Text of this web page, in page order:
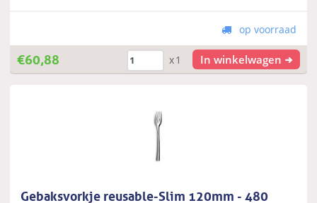
op voorraad
€60,88 x1 In winkelwagen
Gebaksvorkje reusable-Slim 120mm - 480